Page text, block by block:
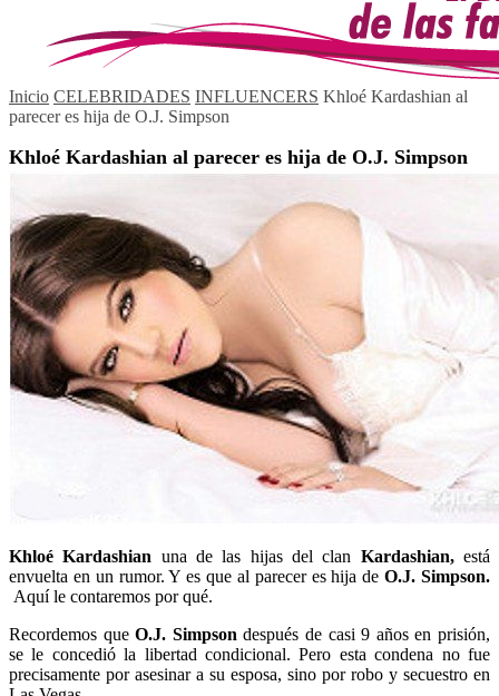
Inicio CELEBRIDADES INFLUENCERS Khloé Kardashian al
parecer es hija de O.J. Simpson
Khloé Kardashian al parecer es hija de O.J. Simpson
Khloé Kardashian una de las hijas del clan Kardashian,está
envuelta en un rumor. Y es que al parecer es hija deO.J. Simpson.
Aquí le contaremos por qué.
Recordemos queO.J. Simpsondespués de casi 9 años en prisión,
se le concedió la libertad condicional. Pero esta condena no fue
precisamente por asesinar a su esposa, sino por robo y secuestro en